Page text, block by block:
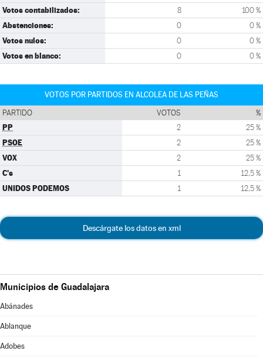
Votos contabilizados: 8 100 %
Abstenciones: 0 0 %
Votos nulos: 0 0 %
Votos en blanco: 0 0 %
VOTOS POR PARTIDOS EN ALCOLEA DE LAS PEÑAS
PARTIDO VOTOS %
PP 2 25 %
PSOE 2 25 %
VOX 2 25 %
C's 1 12,5 %
UNIDOS PODEMOS 1 12,5 %
Descárgate los datos en xml
Municipios de Guadalajara
Abánades
Ablanque
Adobes